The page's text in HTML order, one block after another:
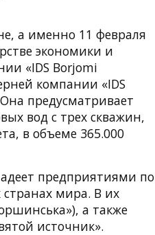
а именно 11 февраля
экономики и
«IDS Borjomi
компании «IDS
предусматривает
вод с трех скважин,
в объеме 365.000
предприятиями по
мира. В их
а также
источник».